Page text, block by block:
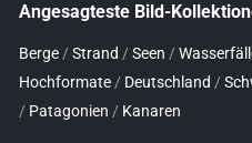
Angesagteste Bild-
Berge / Strand / Seen /
Hochformate / Deutschland /
/ Patagonien / Kanaren